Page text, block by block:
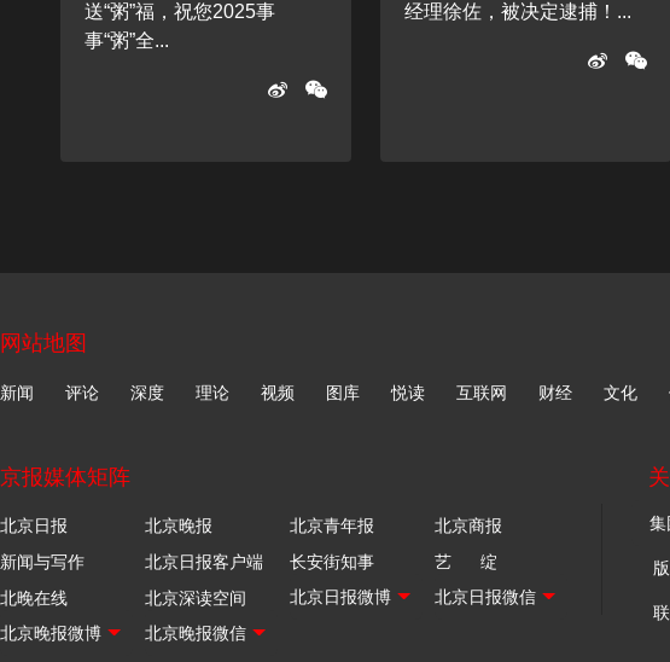
送“粥”福，祝您2025事
事“粥”全...
经理徐佐，被决定逮捕！...
网站地图
新闻 评论 深度 理论 视频 图库 悦读 互联网 财经 文化
京报媒体矩阵
北京日报 北京晚报 北京青年报
北京商报
新闻与写作
北京日报客户端 长安街知事
艺 绽
北晚在线
北京深读空间